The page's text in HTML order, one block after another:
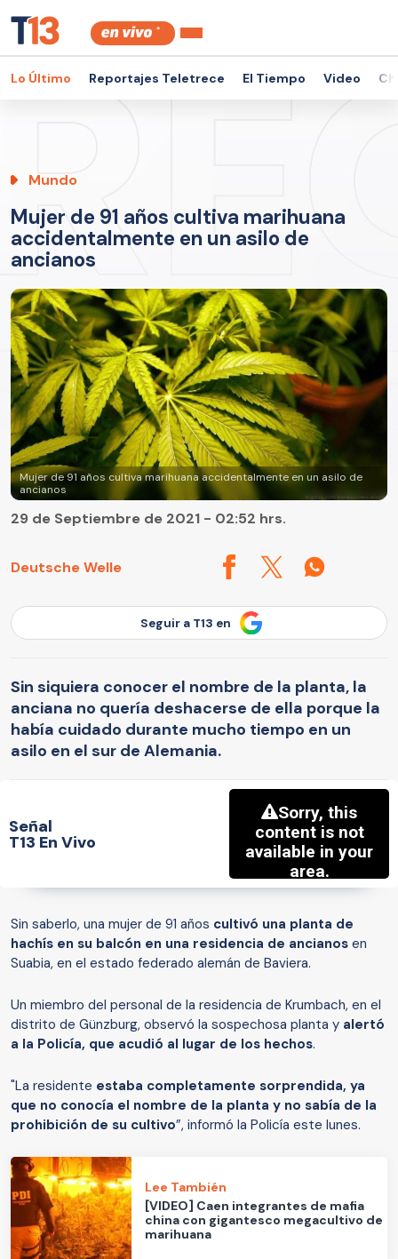
Lo Último Reportajes Teletrece El Tiempo Video
Mundo
Mujer de 91 años cultiva marihuana
accidentalmente en un asilo de
ancianos
Mujer de 91 años cultiva marihuana accidentalmente en un asilo de
ancianos
Deutsche Welle
29 de Septiembre de 2021 - 02:52 hrs.
Seguir a T13 en
Sin siquiera conocer el nombre de la planta, la
anciana no quería deshacerse de ella porque la
había cuidado durante mucho tiempo en un
asilo en el sur de Alemania.
Señal
T13 En Vivo
Sin saberlo, una mujer de 91 años cultivó una planta de
hachís en su balcón en una residencia de ancianos en
Suabia, en el estado federado alemán de Baviera.
Un miembro del personal de la residencia de Krumbach, en el
distrito de Günzburg, observó la sospechosa planta y alertó
a la Policía, que acudió al lugar de los hechos.
"La residente estaba completamente sorprendida, ya
que no conocía el nombre de la planta y no sabía de la
prohibición de su cultivo”, informó la Policía este lunes.
Lee También
[VIDEO] Caen integrantes de mafia
china con gigantesco megacultivo de
marihuana